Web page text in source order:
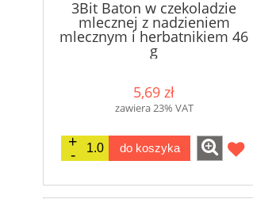
3Bit Baton w czekoladzie
mlecznej z nadzieniem
mlecznym i herbatnikiem 46
g
5,69 zł
zawiera 23% VAT
do koszyka